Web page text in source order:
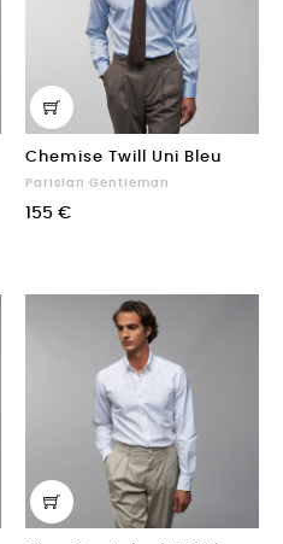
Chemise Twill Uni Bleu
Parisian Gentleman
155 €